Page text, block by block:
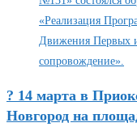
? 14 марта в
Новгород на